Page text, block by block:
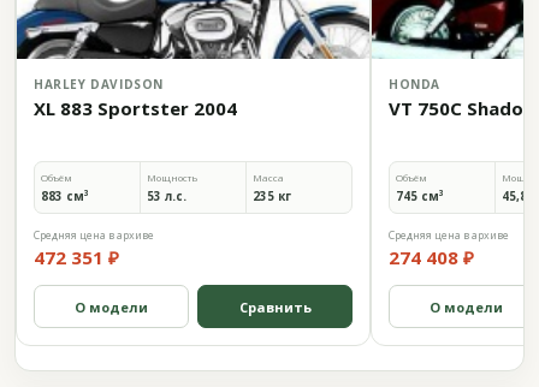
HARLEY DAVIDSON
XL 883 Sportster 2004
Объём
883 см³
Мощность
53 л.с.
Масса
235 кг
Средняя цена в архиве
472 351 ₽
О модели Сравнить
HONDA
VT 750C
Объём
745 см³ 45,8
Средняя цена в архиве
274 408 ₽
О модели